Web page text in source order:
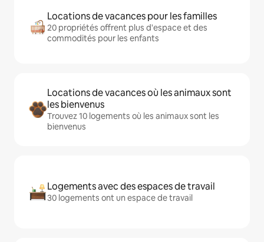
Locations de vacances pour les familles
20 propriétés offrent plus d'espace et des
commodités pour les enfants
Locations de vacances où les animaux sont
les bienvenus
Trouvez 10 logements où les animaux sont les
bienvenus
Logements avec des espaces de travail
30 logements ont un espace de travail